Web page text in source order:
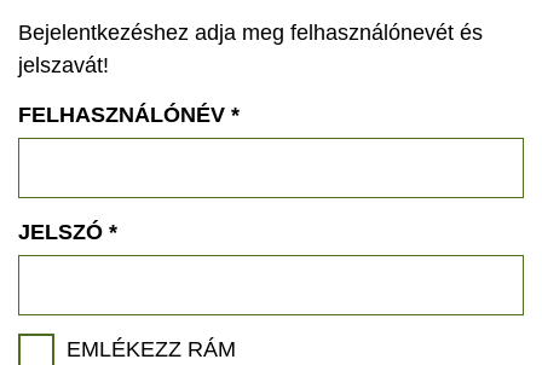
VÍZVÉDELEM
ÖKOTURIZMUS
GEOPARKOK
Bejelentkezéshez adja meg felhasználónevét és
jelszavát!
FELHASZNÁLÓNÉV *
JELSZÓ *
EMLÉKEZZ RÁM